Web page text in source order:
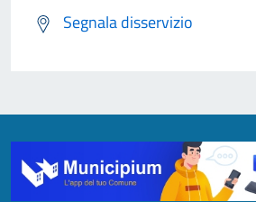
Segnala disservizio